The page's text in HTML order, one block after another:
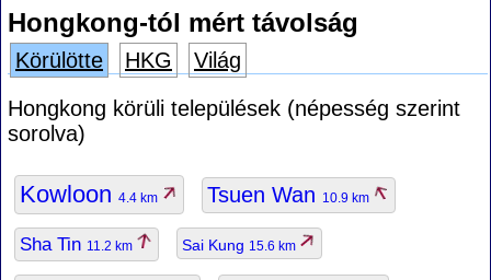
Hongkong-tól mért távolság
Körülötte HKG
Világ
Hongkong körüli települések (népesség szerint
sorolva)
Kowloon 4.4 km Tsuen Wan 10.9 km
Sha Tin 11.2 km Sai Kung 15.6 km